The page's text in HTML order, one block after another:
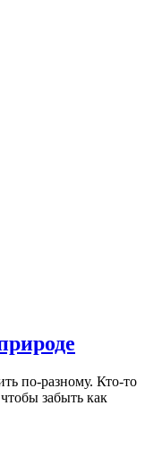
по-разному. Кто-то
забыть как